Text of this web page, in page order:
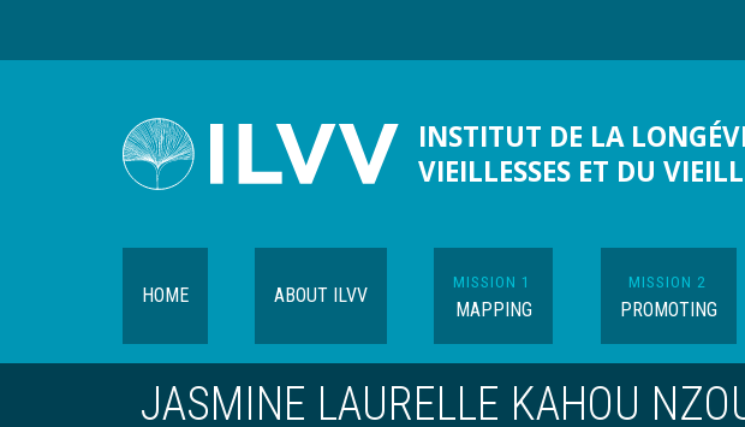
INSTITUT DE LA
VIEILLESSES ET DU
HOME ABOUT ILVV
MISSION 1
MAPPING
MISSION 2
PROMOTING
JASMINE LAURELLE KAHOU